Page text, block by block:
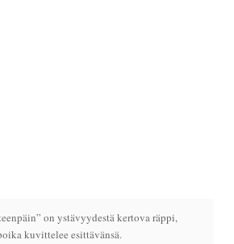
on ystävyydestä kertova räppi,
kuvittelee esittävänsä.